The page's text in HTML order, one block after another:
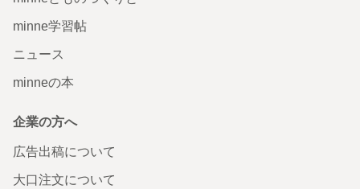
minne学習帖
ニュース
minneの本
企業の方へ
広告出稿について
大口注文について